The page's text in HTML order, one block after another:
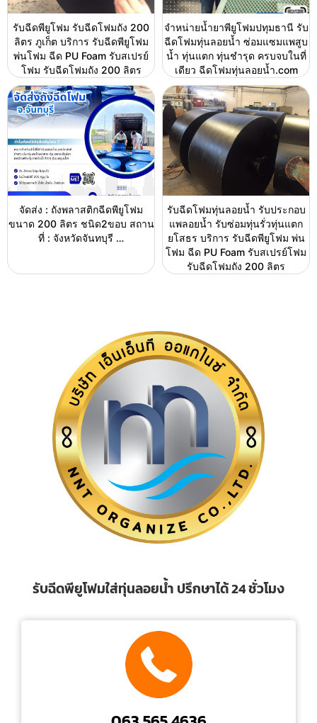
รับฉีดพียูโฟม รับฉีดโฟมถัง 200
ลิตร ภูเก็ต บริการ รับฉีดพียูโฟม
พ่นโฟม ฉีด PU Foam รับสเปรย์
โฟม รับฉีดโฟมถัง 200 ลิตร
จำหน่ายน้ำยาพียูโฟมปทุมธานี รับ
ฉีดโฟมทุ่นลอยน้ำ ซ่อมแซมแพสูบ
น้ำ ทุ่นแตก ทุ่นชำรุด ครบจบในที่
เดียว ฉีดโฟมทุ่นลอยน้ำ.com
จัดส่ง : ถังพลาสติกฉีดพียูโฟม
ขนาด 200 ลิตร ชนิด2ขอบ สถาน
ที่ : จังหวัดจันทบุรี …
รับฉีดโฟมทุ่นลอยน้ำ รับประกอบ
แพลอยน้ำ รับซ่อมทุ่นรั่วทุ่นแตก
ยโสธร บริการ รับฉีดพียูโฟม พ่น
โฟม ฉีด PU Foam รับสเปรย์โฟม
รับฉีดโฟมถัง 200 ลิตร
รับฉีดพียูโฟมใส่ทุ่นลอยน้ำ ปรึกษาได้ 24 ชั่วโมง